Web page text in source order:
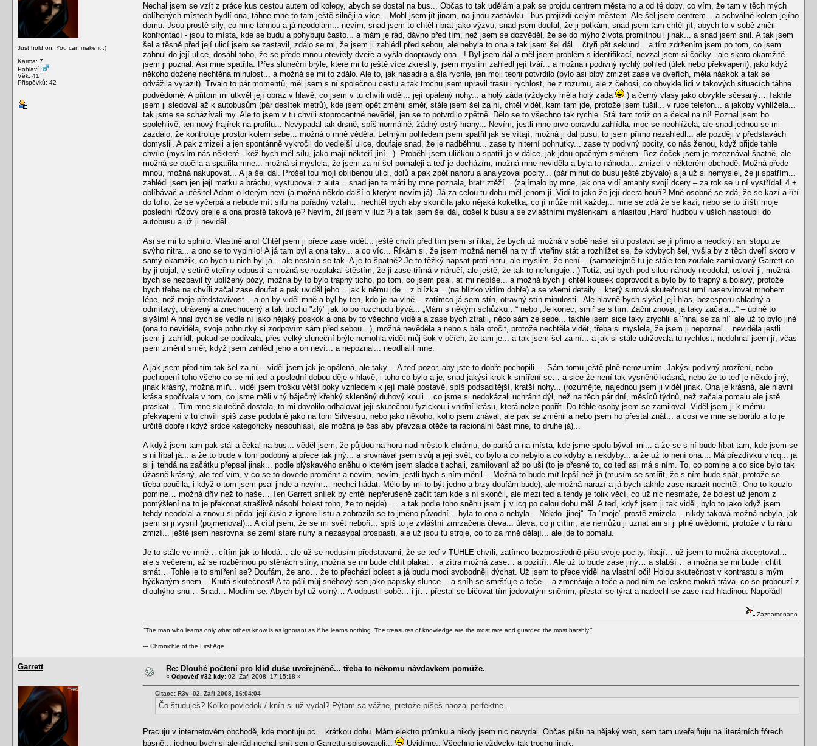
Just hold on! You can make it :)
Karma: 7
Pohlaví:
Věk: 41
Příspěvků: 42
Nechal jsem se vzít z práce kus cestou autem od kolegy, abych se dostal na bus... Občas to tak udělám a pak se projdu centrem města no a od té doby, co vím, že tam v těch mých
oblíbených místech bydlí ona, táhne mne to tam ještě silněji a více... Mohl jsem jít jinam, na jinou zastávku - bus projíždí celým městem. Ale šel jsem centrem... a schválně kolem jejího
domu. Jsou prostě síly, co mne táhnou a já neodolám... nevím, snad jsem to chtěl i brát jako výzvu, snad jsem doufal, že ji potkám, snad jsem tam chtěl jít, abych to v sobě zničil
konfrontací - jsou to místa, kde se budu a pohybuju často... a mám je rád, dávno před tím, než jsem se dozvěděl, že se do mýho života promítnou i jinak... a snad jsem snil. A tak jsem
šel a těsně před její ulicí jsem se zastavil, zdálo se mi, že jsem ji zahlédl před sebou, ale nebyla to ona a tak jsem šel dál... čtyři pět sekund... a tím zdržením jsem po tom, co jsem
zahnul do její ulice, dosáhl toho, že se přede mnou otevřely dveře a vyšla doopravdy ona...! Byl jsem dál a měl jsem problém s identifikací, nevzal jsem si čočky.. ale skoro okamžitě
jsem ji poznal. Asi mne spatřila. Přes sluneční brýle, které mi to ještě více zkreslily, jsem myslím zahlédl její tvář... a možná i podivný rychlý pohled (úlek nebo překvapení), jako když
někoho dožene nechtěná minulost... a možná se mi to zdálo. Ale to, jak nasadila a šla rychle, jen moji teorii potvrdilo (bylo asi blbý zmizet zase ve dveřích, měla náskok a tak se
odvážila vyrazit). Trvalo to pár momentů, měl jsem s ní společnou cestu a tak trochu jsem upravil trasu i rychlost, ne z rozumu, ale z čehosi, co obvykle lidi v takových situacích táhne...
podvědomě. A přitom mi utkvěl její obraz v hlavě, co jsem v tu chvíli viděl... její opálený nohy... a holý záda (vždycky měla holý záda
) a černý vlasy jako obvykle sčesaný… Takhle
jsem ji sledoval až k autobusům (pár desítek metrů), kde jsem opět změnil směr, stále jsem šel za ní, chtěl vidět, kam tam jde, protože jsem tušil... v ruce telefon... a jakoby vyhlížela...
tak jsme se scházívali my. Ale to jsem v tu chvíli stoprocentně nevěděl, jen se to potvrdilo zpětně. Dělo se to všechno tak rychle. Stál tam totiž on a čekal na ní! Poznal jsem ho
spolehlivě, ten nový frajírek na profilu... Nevypadal tak drsně, spíš normálně, žádný ostrý hrany... Nevím, jestli mne prve opravdu zahlídla, moc se neohlížela, ale snad jednou se mi
zazdálo, že kontroluje prostor kolem sebe... možná o mně věděla. Letmým pohledem jsem spatřil jak se vítají, možná ji dal pusu, to jsem přímo nezahlédl... ale později v představách
domyslil. A pak zmizeli a jen spontánně vykročil do vedlejší ulice, doufaje snad, že je nadběhnu... zase ty niterní pohnutky... zase ty podivný pocity, co nás ženou, když přijde tahle
chvíle (myslím nás některé - kéž bych měl sílu, jako mají někteří jiní...). Proběhl jsem uličkou a spatřil je v dálce, jak jdou opačným směrem. Bez čoček jsem je rozeznával špatně, ale
možná se otočila a spatřila mne... možná si myslela, že jsem za ní šel pomaleji a teď je docházím, možná mne neviděla a byla to náhoda... zmizeli v některém obchodě. Možná přede
mnou, možná nakupovat... A já šel dál. Prošel tou mojí oblíbenou ulici, dolů a pak zpět nahoru a analyzoval pocity... (pár minut do busu ještě zbývalo) a já už si nemyslel, že ji spatřím...
zahlédl jsem jen její matku a bráchu, vystupovali z auta... snad jen ta máti by mne poznala, bratr ztěží... (zajímalo by mne, jak ona vidí amanty svojí dcery – za rok se u ní vystřídali 4 +
oblíbávač a utěšitel Adam o kterým neví (a možná někdo další o kterým nevím já). Já za celou tu dobu měl jenom ji. Vidí to jako že její dcera bouří? Mně osobně se zdá, že se kazí a řítí
do toho, že se vyčerpá a nebude mít sílu na pořádný vztah… nechtěl bych aby skončila jako nějaká koketka, co jí může mít každej... mne se zdá že se kazí, nebo se to tříští moje
poslední růžový brejle a ona prostě taková je? Nevím, žil jsem v iluzi?) a tak jsem šel dál, došel k busu a se zvláštními myšlenkami a hlasitou „Hard“ hudbou v uších nastoupil do
autobusu a už ji neviděl...
Asi se mi to splnilo. Vlastně ano! Chtěl jsem ji přece zase vidět... ještě chvíli před tím jsem si říkal, že bych už možná v sobě našel sílu postavit se jí přímo a neodkrýt ani stopu ze
svýho nitra... a ono se to vyplnilo! A já tam byl a ona taky... a co víc... Říkám si, že jsem možná neměl na ty tři vteřiny stát a rozhlížet se, že kdybych šel, vyšla by z těch dveří skoro v
samý okamžik, co bych u nich byl já... ale nestalo se tak. A je to špatně? Je to těžký napsat proti nitru, ale myslím, že není... (samozřejmě tu je stále ten zoufale zamilovaný Garrett co
by ji objal, v setině vteřiny odpustil a možná se rozplakal štěstím, že ji zase třímá v náručí, ale ještě, že tak to nefunguje…) Totiž, asi bych pod silou náhody neodolal, oslovil ji, možná
bych se nezbavil tý ublížený pózy, možná by to bylo trapný ticho, po tom, co jsem psal, ať mi nepíše... a možná bych ji chtěl kousek doprovodit a bylo by to trapný a bolavý, protože
bych třeba na chvíli začal zase doufat a pak uviděl jeho... jak k němu jde... z blízka... (na blízko vidím dobře) a se všemi detaily... který surová skutečnost umí naservírovat mnohem
lépe, než moje představivost... a on by viděl mně a byl by ten, kdo je na vlně… zatímco já sem stín, otravný stín minulosti. Ale hlavně bych slyšel její hlas, bezesporu chladný a
odmítavý, otrávený a znechucený a tak trochu "zlý" jak to po rozchodu bývá... „Mám s někým schůzku…“ nebo „Je konec, smiř se s tím. Začni znova, já taky začala…“ – úplně to
slyším! A hnal bych se vedle ní jako nějaký poskok a ona by to všechno viděla a zase bych ztratil, něco sám ze sebe... takhle jsem sice taky zrychlil a "hnal se za ní" ale už to bylo jiné
(ona to neviděla, svoje pohnutky si zodpovím sám před sebou…), možná nevěděla a nebo s bála otočit, protože nechtěla vidět, třeba si myslela, že jsem ji nepoznal... neviděla jestli
jsem ji zahlídl, pokud se podívala, přes velký sluneční brýle nemohla vidět můj šok v očích, že tam je... a tak jsem šel za ní... a jak si stále udržovala tu rychlost, nedohnal jsem jí, včas
jsem změnil směr, když jsem zahlédl jeho a on neví... a nepoznal... neodhalil mne.
A jak jsem před tím tak šel za ní... viděl jsem jak je opálená, ale taky… A teď pozor, aby jste to dobře pochopili… Sám tomu ještě plně nerozumím. Jakýsi podivný prozření, nebo
pochopení toho všeho co se mi teď a poslední dobou děje v hlavě, i toho co bylo a je, snad jakýsi krok k smíření se… a sice že není tak vysněně krásná, nebo že to teď je někdo jiný,
jinak krásný, možná míň... viděl jsem trošku větší boky vzhledem k její malé postavě, spíš podsaditější, kratší nohy... (rozumějte, najednou jsem ji viděl jinak. Ona je krásná, ale hlavní
krása spočívala v tom, co jsme měli v tý báječný křehký skleněný duhový kouli... co jsme si nedokázali uchránit dýl, než na těch pár dní, měsíců týdnů, než začala pomalu ale jistě
praskat... Tím mne skutečně dostala, to mi dovolilo odhalovat její skutečnou fyzickou i vnitřní krásu, která nelze popřít. Do téhle osoby jsem se zamiloval. Viděl jsem ji k mému
překvapení v tu chvíli spíš zase podobně jako na tom Silvestru, nebo jako někoho, koho jsem znával, ale pak se změnil a nebo jsem ho přestal znát... a cosi ve mne se bortilo a to je
určitě dobře i když srdce kategoricky nesouhlasí, ale možná je čas aby převzala otěže ta racionální část mne, to druhé já)...
A když jsem tam pak stál a čekal na bus... věděl jsem, že půjdou na horu nad město k chrámu, do parků a na místa, kde jsme spolu bývali mi... a že se s ní bude líbat tam, kde jsem se
s ní líbal já... a že to bude v tom podobný a přece tak jiný... a srovnával jsem svůj a její svět, co bylo a co nebylo a co kdyby a nekdyby... a že už to není ona.... Má přezdívku v icq... já
si ji tehdá na začátku přepsal jinak... podle blýskavého sněhu o kterém jsem sladce tlachali, zamilovaní až po uši (to je přesně to, co teď asi má s ním. To, co pomine a co sice bylo tak
úžasně krásný, ale teď vím, v co se to dovede proměnit a nevím, nevím, jestli bych s ním měnil… Možná to bude mít lepší než já (musím se smířit, že s ním bude spát, protože se
třeba poučila, i když o tom jsem psal jinde a nevím… nechci hádat. Mělo by mi to být jedno a brzy doufám bude), ale možná narazí a já bych takhle zase narazit nechtěl. Ono to kouzlo
pomine… možná dřív než to naše… Ten Garrett snílek by chtěl nepřerušeně začít tam kde s ní skončil, ale mezi teď a tehdy je tolik věcí, co už nic nesmaže, že bolest už jenom z
pomýšlení na to je překonat strašlivě násobí bolest toho, že to nejde) ... a tak podle toho sněhu jsem ji v icq po celou dobu měl. A teď, když jsem ji tak viděl, bylo to jako když jsem
tehdy neodolal a znovu si přidal její číslo z ignore listu a zobrazilo se to jméno původní... byla to ona a nebyla... Někdo „jinej“. Ta "moje" prostě zmizela... nikdy taková možná nebyla, jak
jsem si ji vysnil (pojmenoval)... A cítil jsem, že se mi svět neboří... spíš to je zvláštní zmrzačená úleva... úleva, co ji cítím, ale nemůžu ji uznat ani si ji plně uvědomit, protože v tu ránu
zmizí... ještě jsem nesrovnal se zemí staré riuny a nezasypal prospasti, ale už jsou tu stroje, co to za mně dělají... ale jde to pomalu.
Je to stále ve mně… cítím jak to hlodá… ale už se nedusím představami, že se teď v TUHLE chvíli, zatímco bezprostředně píšu svoje pocity, líbají… už jsem to možná akceptoval…
ale s večerem, až se rozběhnou po stěnách stíny, možná se mi bude chtít plakat… a zítra možná zase… a pozítří.. Ale už to bude zase jiný… a slabší… a možná se mi bude i chtít
smát… Tohle je to smíření se? Doufám, že ano… že to přechází bolest a já budu moci svobodněji dýchat. Už jsem to přece viděl na vlastní oči! Holou skutečnost v kontrastu s mým
hýčkaným snem… Krutá skutečnost! A ta pálí můj sněhový sen jako paprsky slunce… a sníh se smršťuje a teče… a zmenšuje a teče a pod ním se leskne mokrá tráva, co se probouzí z
dlouhýho snu… Snad… Modlím se. Abych byl už volný… A odpustil sobě… i jí… přestal se bičovat tím jedovatým sněním, přestal se týrat a nadechl se zase nad hladinou. Napořád!
Zaznamenáno
"The man who learns only what others know is as ignorant as if he learns nothing. The treasures of knowledge are the most rare and guarded the most harshly."
--- Chronichle of the First Age
Garrett Re: Dlouhé počtení pro klid duše uveřejněné... třeba to někomu návdavkem pomůže.
« Odpověď #32 kdy: 02. Září 2008, 17:15:18 »
Citace: R3v 02. Září 2008, 16:04:04
Čo študuješ? Koľko poviedok / kníh si už vydal? Pýtam sa vážne, pretože píšeš naozaj perfektne...
Pracuju v internetovém obchodě, kde montuju pc... krátkou dobu. Mám elektro průmku a nikdy jsem nic nevydal. Občas píšu na nějaký web, sem tam uveřejňuju na literárních fórech
básně... jednou bych si ale rád nechal snít sen o Garrettu spisovateli...
Uvidíme.. Všechno je vždycky tak trochu jinak.